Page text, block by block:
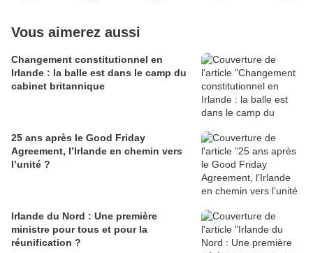
Vous aimerez aussi
Changement constitutionnel en
Irlande : la balle est dans le camp du
cabinet britannique
25 ans après le Good Friday
Agreement, l’Irlande en chemin vers
l’unité ?
Irlande du Nord : Une première
ministre pour tous et pour la
réunification ?